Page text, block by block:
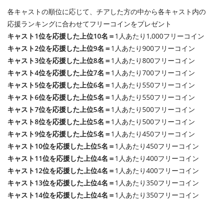
各キャストの順位に応じて、チアした方の中から各キャスト内の
応援ランキングに合わせてフリーコインをプレゼント
キャスト1位を応援した上位10名＝1人あたり1,000フリーコイン
キャスト2位を応援した上位9名＝1人あたり900フリーコイン
キャスト3位を応援した上位8名＝1人あたり800フリーコイン
キャスト4位を応援した上位7名＝1人あたり700フリーコイン
キャスト5位を応援した上位6名＝1人あたり550フリーコイン
キャスト6位を応援した上位5名＝1人あたり550フリーコイン
キャスト7位を応援した上位5名＝1人あたり500フリーコイン
キャスト8位を応援した上位5名＝1人あたり500フリーコイン
キャスト9位を応援した上位5名＝1人あたり450フリーコイン
キャスト10位を応援した上位5名＝1人あたり450フリーコイン
キャスト11位を応援した上位4名＝1人あたり400フリーコイン
キャスト12位を応援した上位4名＝1人あたり400フリーコイン
キャスト13位を応援した上位4名＝1人あたり350フリーコイン
キャスト14位を応援した上位4名＝1人あたり350フリーコイン